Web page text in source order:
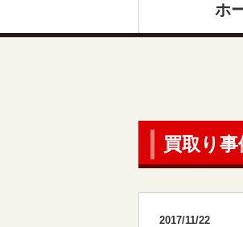
ホ
買取り事
2017/11/22